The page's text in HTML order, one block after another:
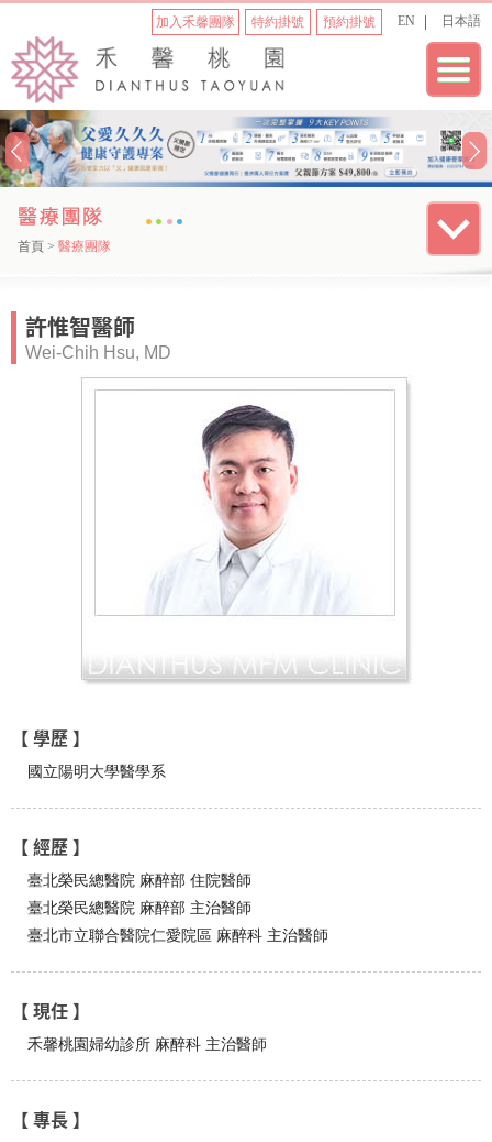
日本語
EN
加入禾馨團隊 預約掛號
特約掛號
首頁 > 醫療團隊
許惟智醫師
Wei-Chih Hsu, MD
【 學歷 】
國立陽明大學醫學系
【 經歷 】
臺北榮民總醫院 麻醉部 住院醫師
臺北榮民總醫院 麻醉部 主治醫師
臺北市立聯合醫院仁愛院區 麻醉科 主治醫師
【 現任 】
禾馨桃園婦幼診所 麻醉科 主治醫師
【 專長 】